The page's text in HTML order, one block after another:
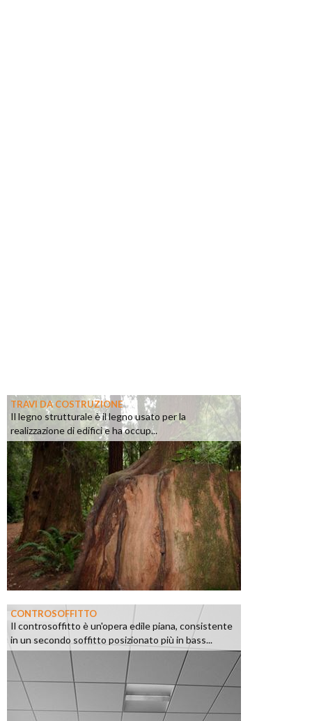
TRAVI DA COSTRUZIONE
Il legno strutturale è il legno usato per la
realizzazione di edifici e ha occup...
CONTROSOFFITTO
Il controsoffitto è un'opera edile piana, consistente
in un secondo soffitto posizionato più in bass...